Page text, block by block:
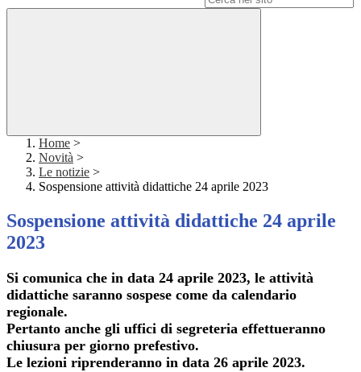
Home >
Novità >
Le notizie >
Sospensione attività didattiche 24 aprile 2023
Sospensione attività didattiche 24 aprile
2023
Si comunica che in data 24 aprile 2023, le attività
didattiche saranno sospese come da calendario
regionale.
Pertanto anche gli uffici di segreteria effettueranno
chiusura per giorno prefestivo.
Le lezioni riprenderanno in data 26 aprile 2023.